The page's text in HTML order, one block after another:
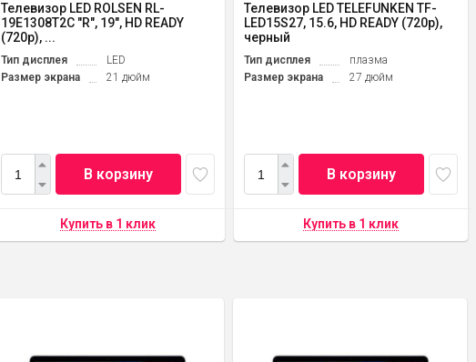
Телевизор LED ROLSEN RL-
19E1308T2C "R", 19", HD READY
(720p), ...
Тип дисплея
LED
Размер экрана
21 дюйм
В корзину
Телевизор LED TELEFUNKEN TF-
LED15S27, 15.6, HD READY (720p),
черный
Тип дисплея
плазма
Размер экрана
27 дюйм
В корзину